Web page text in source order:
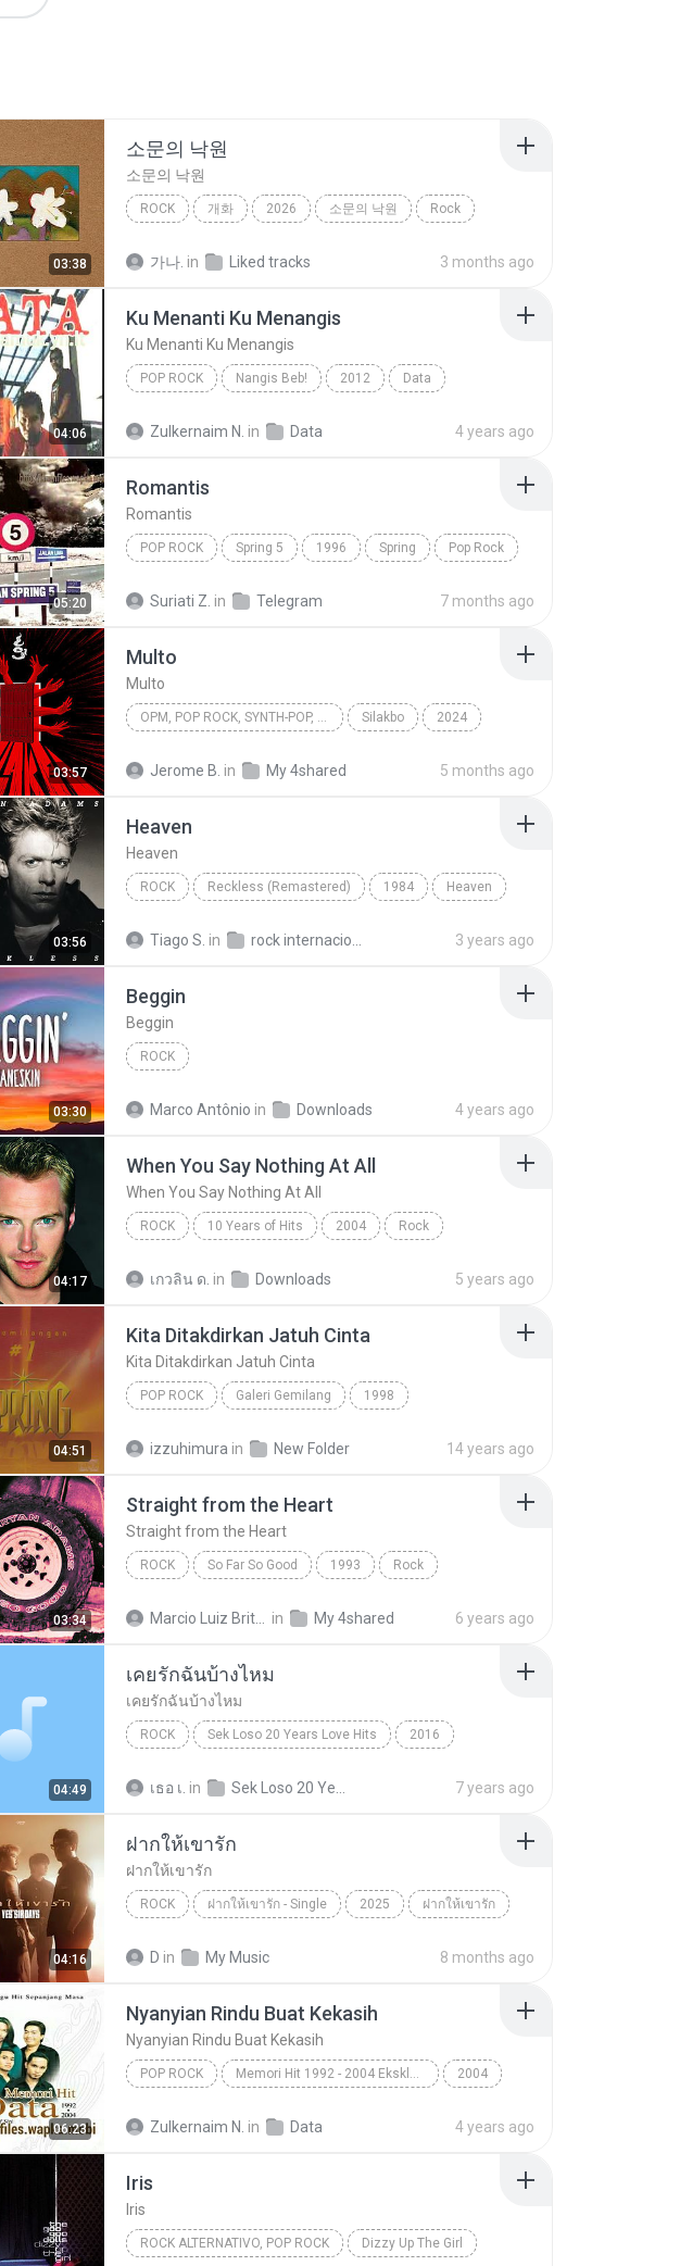
03:38
소문의 낙원
소문의 낙원
ROCK 개화 2026 소문의 낙원 Rock
가나. in Liked tracks 3 months ago
04:06
Ku Menanti Ku Menangis
Ku Menanti Ku Menangis
POP ROCK Nangis Beb! 2012 Data
Zulkernaim N. in Data 4 years ago
05:20
Romantis
Romantis
POP ROCK Spring 5 1996 Spring Pop Rock
Suriati Z. in Telegram 7 months ago
03:57
Multo
Multo
OPM, POP ROCK, SYNTH-POP, POP Silakbo 2024
Jerome B. in My 4shared 5 months ago
03:56
Heaven
Heaven
ROCK Reckless (Remastered) 1984 Heaven
Tiago S. in 3 years ago
03:30
Beggin
Beggin
ROCK
Marco Antônio in Downloads 4 years ago
04:17
When You Say Nothing At All
When You Say Nothing At All
ROCK 10 Years of Hits 2004 Rock
เกวลิน ด. in Downloads 5 years ago
04:51
Kita Ditakdirkan Jatuh Cinta
Kita Ditakdirkan Jatuh Cinta
POP ROCK Galeri Gemilang 1998
izzuhimura in New Folder 14 years ago
03:34
Straight from the Heart
Straight from the Heart
ROCK So Far So Good 1993 Rock
in My 4shared 6 years ago
04:49
เคยรักฉันบ้างไหม
เคยรักฉันบ้างไหม
ROCK Sek Loso 20 Years Love Hits 2016
เธอ เ. in 7 years ago
04:16
ฝากให้เขารัก
ฝากให้เขารัก
ROCK ฝากให้เขารัก - Single 2025 ฝากให้เขารัก
D in My Music 8 months ago
06:23
Nyanyian Rindu Buat Kekasih
Nyanyian Rindu Buat Kekasih
POP ROCK Memori Hit 1992 - 2004 Eksklusif Siri 2004
Zulkernaim N. in Data 4 years ago
Iris
Iris
ROCK ALTERNATIVO, POP ROCK Dizzy Up The Girl